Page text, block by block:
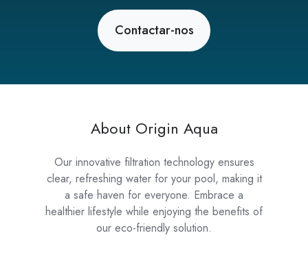
Contactar-nos
About Origin Aqua
Our innovative filtration technology ensures
clear, refreshing water for your pool, making it
a safe haven for everyone. Embrace a
healthier lifestyle while enjoying the benefits of
our eco-friendly solution.